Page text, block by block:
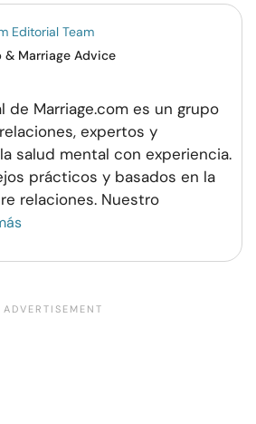
Editorial Team
& Marriage Advice
de Marriage.com es un grupo
expertos y
salud mental con experiencia.
prácticos y basados en la
relaciones. Nuestro